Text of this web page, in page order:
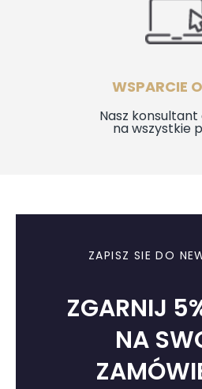
WSPARCIE
Nasz
na wszystkie
ZAPISZ SIE DO
ZGARNIJ
NA